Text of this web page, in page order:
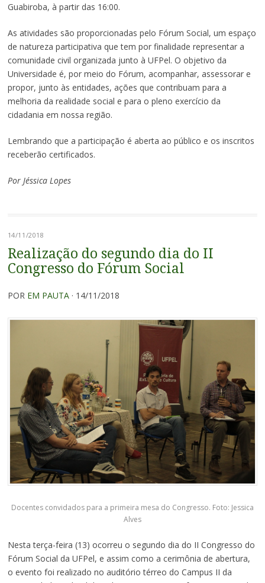
Guabiroba, à partir das 16:00.
As atividades são proporcionadas pelo Fórum Social, um espaço
de natureza participativa que tem por finalidade representar a
comunidade civil organizada junto à UFPel. O objetivo da
Universidade é, por meio do Fórum, acompanhar, assessorar e
propor, junto às entidades, ações que contribuam para a
melhoria da realidade social e para o pleno exercício da
cidadania em nossa região.
Lembrando que a participação é aberta ao público e os inscritos
receberão certificados.
Por Jéssica Lopes
14/11/2018
Realização do segundo dia do II
Congresso do Fórum Social
POR EM PAUTA · 14/11/2018
Docentes convidados para a primeira mesa do Congresso. Foto: Jessica
Alves
Nesta terça-feira (13) ocorreu o segundo dia do II Congresso do
Fórum Social da UFPel, e assim como a cerimônia de abertura,
o evento foi realizado no auditório térreo do Campus II da